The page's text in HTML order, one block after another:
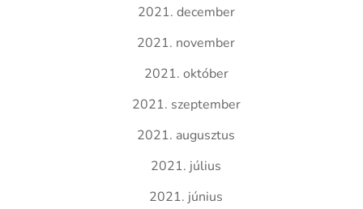
2021. december
2021. november
2021. október
2021. szeptember
2021. augusztus
2021. július
2021. június